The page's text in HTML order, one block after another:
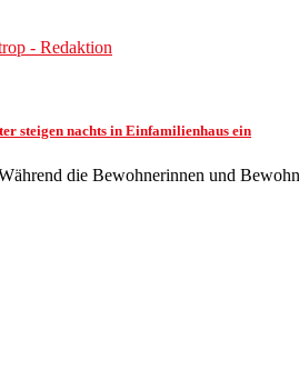
- Redaktion
steigen nachts in Einfamilienhaus ein
die Bewohnerinnen und